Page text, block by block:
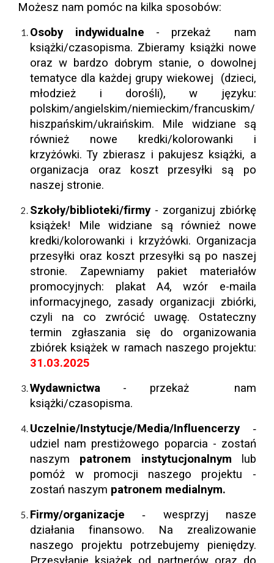
Możesz nam pomóc na kilka sposobów:
Osoby indywidualne - przekaż nam
książki/czasopisma. Zbieramy książki nowe
oraz w bardzo dobrym stanie, o dowolnej
tematyce dla każdej grupy wiekowej (dzieci,
młodzież i dorośli), w języku:
polskim/angielskim/niemieckim/francuskim/
hiszpańskim/ukraińskim. Mile widziane są
również nowe kredki/kolorowanki i
krzyżówki. Ty zbierasz i pakujesz książki, a
organizacja oraz koszt przesyłki są po
naszej stronie.
Szkoły/biblioteki/firmy- zorganizuj zbiórkę
książek! Mile widziane są również nowe
kredki/kolorowanki i krzyżówki. Organizacja
przesyłki oraz koszt przesyłki są po naszej
stronie. Zapewniamy pakiet materiałów
promocyjnych: plakat A4, wzór e-maila
informacyjnego, zasady organizacji zbiórki,
czyli na co zwrócić uwagę. Ostateczny
termin zgłaszania się do organizowania
zbiórek książek w ramach naszego projektu:
31.03.2025
Wydawnictwa - przekaż nam
książki/czasopisma.
Uczelnie/Instytucje/Media/Influencerzy
-
udziel nam prestiżowego poparcia - zostań
naszym patronem instytucjonalnym
lub
pomóż w promocji naszego projektu -
zostań naszym patronem medialnym.
Firmy/organizacje
-
wesprzyj nasze
działania finansowo. Na zrealizowanie
naszego projektu potrzebujemy pieniędzy.